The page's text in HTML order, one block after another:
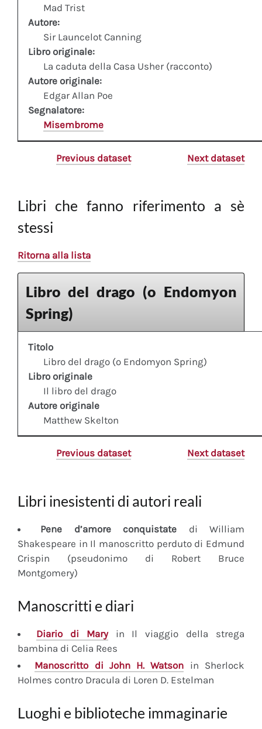
Mad Trist
Autore:
Sir Launcelot Canning
Libro originale:
La caduta della Casa Usher (racconto)
Autore originale:
Edgar Allan Poe
Segnalatore:
Misembrome
Previous dataset Next dataset
Libri che fanno riferimento a sè
stessi
Ritorna alla lista
Libro del drago (o Endomyon
Spring)
Titolo
Libro del drago (o Endomyon Spring)
Libro originale
Il libro del drago
Autore originale
Matthew Skelton
Previous dataset Next dataset
Libri inesistenti di autori reali
Pene d’amore conquistate di William
Shakespeare in Il manoscritto perduto di Edmund
Crispin (pseudonimo di Robert Bruce
Montgomery)
Manoscritti e diari
Diariodi Maryin Il viaggio della strega
bambina di Celia Rees
Manoscritto di John H. Watson in Sherlock
Holmes contro Dracula di Loren D. Estelman
Luoghi e biblioteche immaginarie